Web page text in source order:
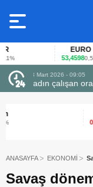
EURO
53,45980,55%
uçtu
23 Mart 2026 -
Firmalar gıda
0,999864
ANASAYFA EKONOMİ
Savaş